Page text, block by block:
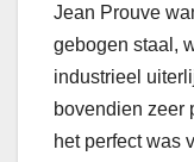
Jean Prouve
gebogen staal,
industrieel
bovendien zeer
het perfect was